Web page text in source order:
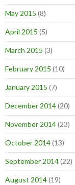
May 2015 (8)
April 2015 (5)
March 2015 (3)
February 2015 (10)
January 2015 (7)
December 2014(20)
November 2014(23)
October 2014(13)
September 2014(22)
August 2014(19)